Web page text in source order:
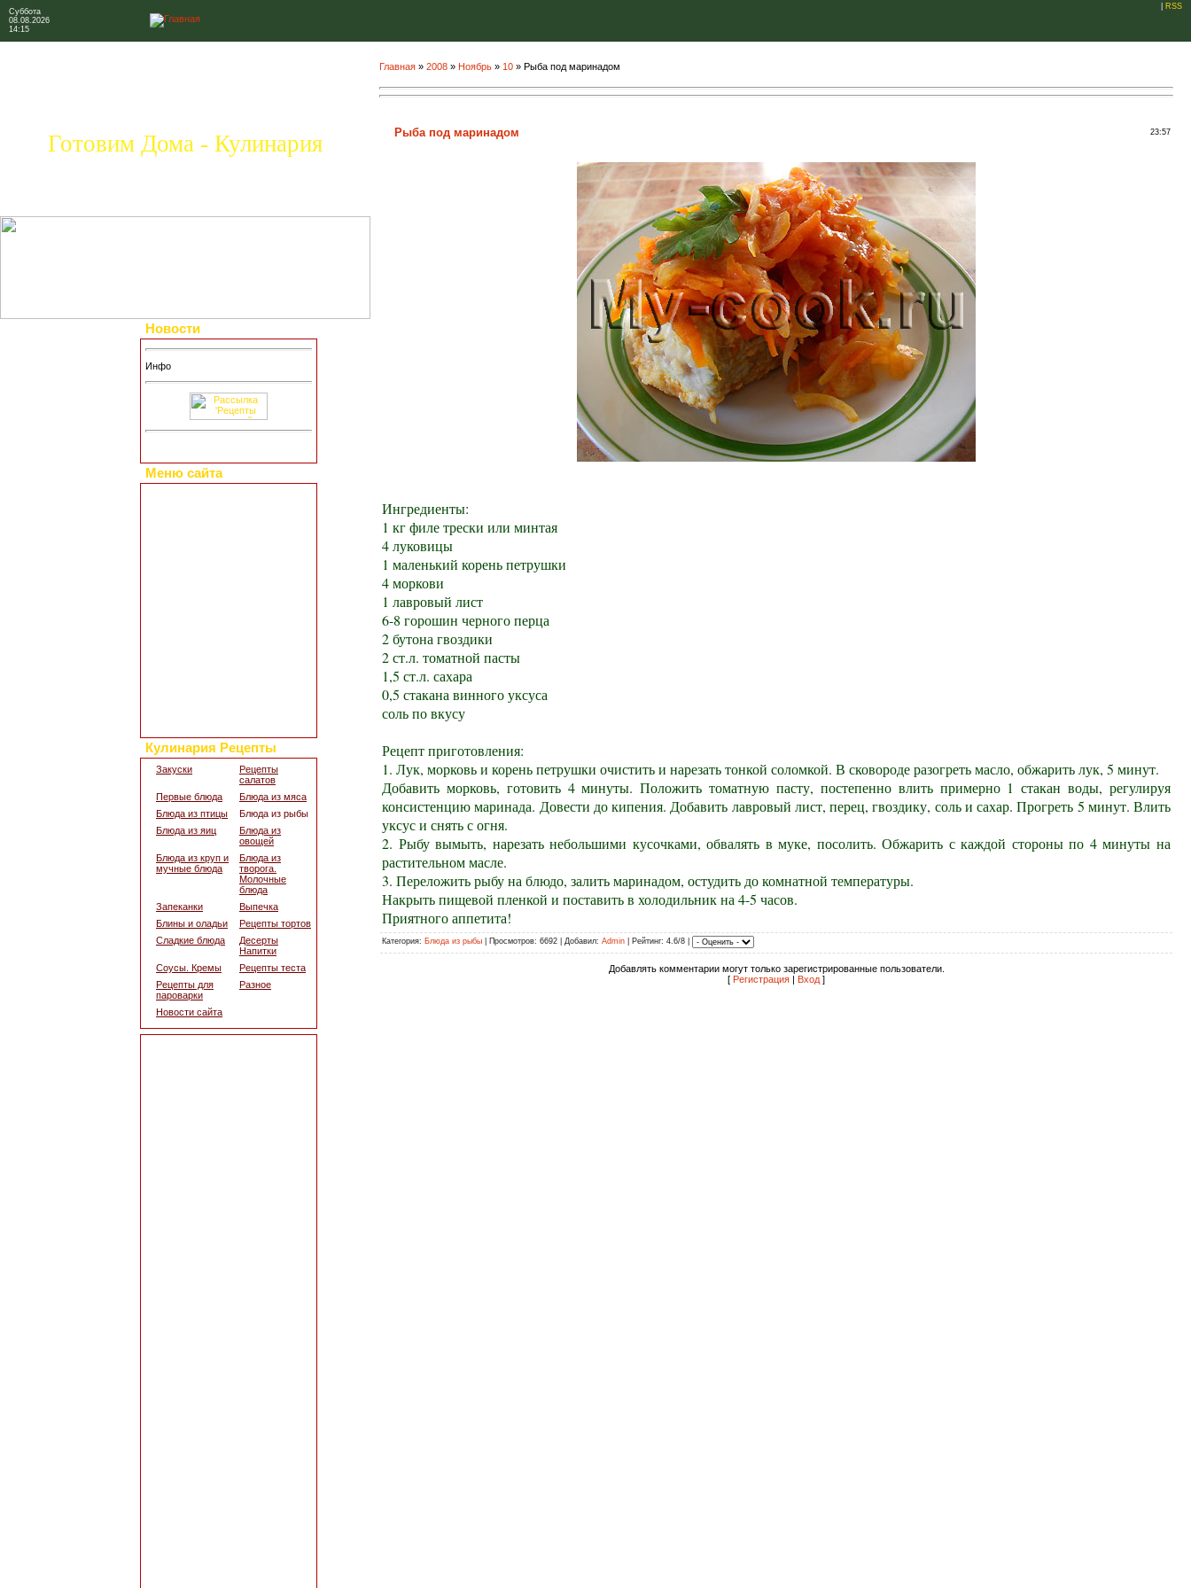
Суббота
08.08.2026
14:15
RSS
Готовим Дома - Кулинария
Новости
Инфо
Меню сайта
Кулинария Рецепты
Закуски
Рецепты
салатов
Первые блюда
Блюда из мяса
Блюда из птицы
Блюда из рыбы
Блюда из яиц
Блюда из
овощей
Блюда из круп и
мучные блюда
Блюда из
творога.
Молочные
блюда
Запеканки
Выпечка
Блины и оладьи
Рецепты тортов
Сладкие блюда
Десерты
Напитки
Соусы. Кремы
Рецепты теста
Рецепты для
пароварки
Разное
Новости сайта
Главная » 2008 » Ноябрь » 10 » Рыба под маринадом
Рыба под маринадом 23:57
Ингредиенты:
1 кг филе трески или минтая
4 луковицы
1 маленький корень петрушки
4 моркови
1 лавровый лист
6-8 горошин черного перца
2 бутона гвоздики
2 ст.л. томатной пасты
1,5 ст.л. сахара
0,5 стакана винного уксуса
соль по вкусу
Рецепт приготовления:
1. Лук, морковь и корень петрушки очистить и нарезать тонкой соломкой. В сковороде разогреть масло, обжарить лук, 5 минут.
Добавить морковь, готовить 4 минуты. Положить томатную пасту, постепенно влить примерно 1 стакан воды, регулируя
консистенцию маринада. Довести до кипения. Добавить лавровый лист, перец, гвоздику, соль и сахар. Прогреть 5 минут. Влить
уксус и снять с огня.
2. Рыбу вымыть, нарезать небольшими кусочками, обвалять в муке, посолить. Обжарить с каждой стороны по 4 минуты на
растительном масле.
3. Переложить рыбу на блюдо, залить маринадом, остудить до комнатной температуры.
Накрыть пищевой пленкой и поставить в холодильник на 4-5 часов.
Приятного аппетита!
Категория: Блюда из рыбы | Просмотров: 6692 | Добавил: Admin | Рейтинг: 4.6/8 |
Добавлять комментарии могут только зарегистрированные пользователи.
[ Регистрация | Вход ]